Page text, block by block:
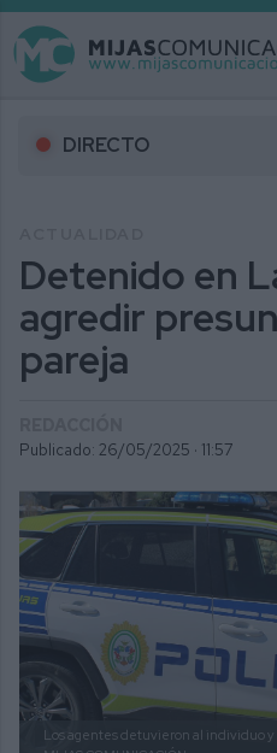
DIRECTO
Detenido en
agredir
pareja
Publicado: 26/05/2025 · 11:57
Los agentes detuvieron al individuo y